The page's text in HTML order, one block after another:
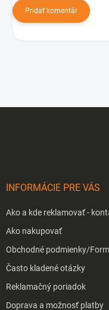
Pridať komentár
INFORMÁCIE PRE VÁS
Ako a kde reklamovať -
Ako nakupovať
Obchodné podmienky/
Často kladené otázky
Reklamačný poriadok
Doprava a možnosť platby